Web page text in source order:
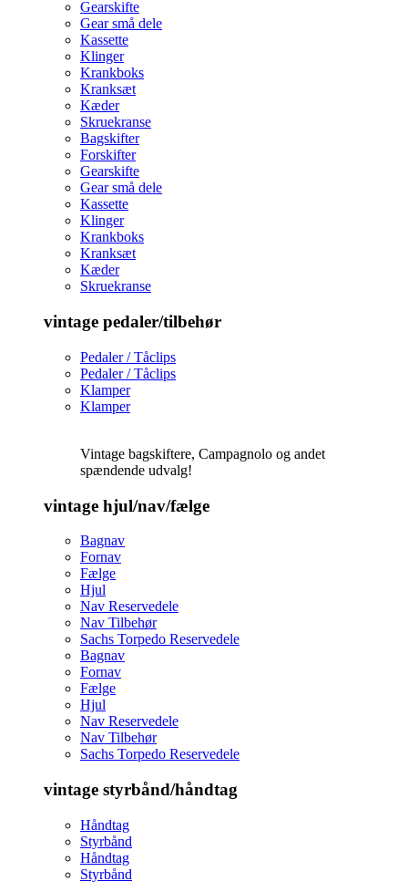
Gearskifte
Gear små dele
Kassette
Klinger
Krankboks
Kranksæt
Kæder
Skruekranse
Bagskifter
Forskifter
Gearskifte
Gear små dele
Kassette
Klinger
Krankboks
Kranksæt
Kæder
Skruekranse
vintage pedaler/tilbehør
Pedaler / Tåclips
Pedaler / Tåclips
Klamper
Klamper
Vintage bagskiftere, Campagnolo og andet
spændende udvalg!
vintage hjul/nav/fælge
Bagnav
Fornav
Fælge
Hjul
Nav Reservedele
Nav Tilbehør
Sachs Torpedo Reservedele
Bagnav
Fornav
Fælge
Hjul
Nav Reservedele
Nav Tilbehør
Sachs Torpedo Reservedele
vintage styrbånd/håndtag
Håndtag
Styrbånd
Håndtag
Styrbånd